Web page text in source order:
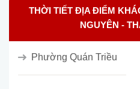
THỜI TIẾT ĐỊA ĐIỂM
NGUYÊN -
Phường Quán Triều